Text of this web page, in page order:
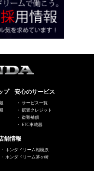
プ 安心のサービス
サービス一覧
据置クレジット
盗難補償
ETC車載器
舗情報
ホンダドリーム相模原
ホンダドリーム茅ヶ崎